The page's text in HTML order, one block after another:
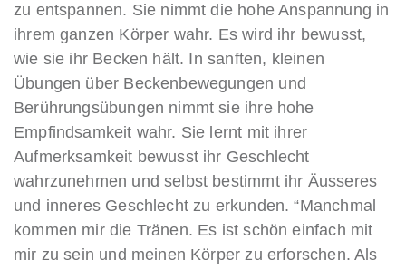
zu entspannen. Sie nimmt die hohe Anspannung in
ihrem ganzen Körper wahr. Es wird ihr bewusst,
wie sie ihr Becken hält. In sanften, kleinen
Übungen über Beckenbewegungen und
Berührungsübungen nimmt sie ihre hohe
Empfindsamkeit wahr. Sie lernt mit ihrer
Aufmerksamkeit bewusst ihr Geschlecht
wahrzunehmen und selbst bestimmt ihr Äusseres
und inneres Geschlecht zu erkunden. “Manchmal
kommen mir die Tränen. Es ist schön einfach mit
mir zu sein und meinen Körper zu erforschen. Als